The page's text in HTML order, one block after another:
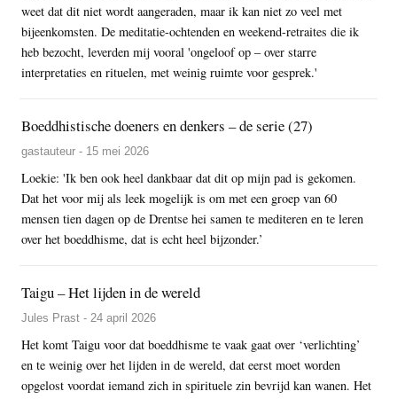
weet dat dit niet wordt aangeraden, maar ik kan niet zo veel met
bijeenkomsten. De meditatie-ochtenden en weekend-retraites die ik
heb bezocht, leverden mij vooral 'ongeloof op – over starre
interpretaties en rituelen, met weinig ruimte voor gesprek.'
Boeddhistische doeners en denkers – de serie (27)
gastauteur - 15 mei 2026
Loekie: 'Ik ben ook heel dankbaar dat dit op mijn pad is gekomen.
Dat het voor mij als leek mogelijk is om met een groep van 60
mensen tien dagen op de Drentse hei samen te mediteren en te leren
over het boeddhisme, dat is echt heel bijzonder.’
Taigu – Het lijden in de wereld
Jules Prast - 24 april 2026
Het komt Taigu voor dat boeddhisme te vaak gaat over ‘verlichting’
en te weinig over het lijden in de wereld, dat eerst moet worden
opgelost voordat iemand zich in spirituele zin bevrijd kan wanen. Het